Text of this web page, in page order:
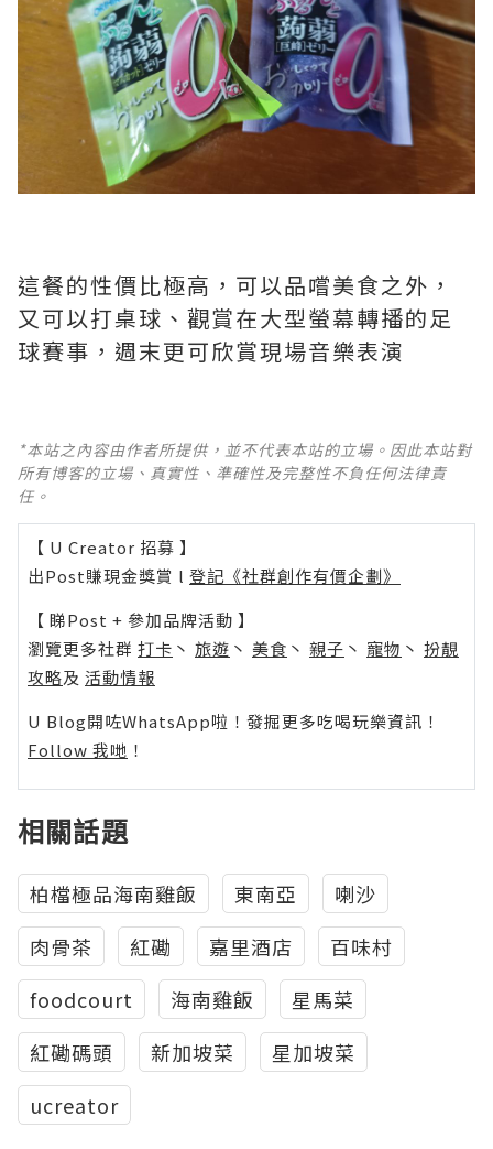
這餐的性價比極高，可以品嚐美食之外，
又可以打桌球、觀賞在大型螢幕轉播的足
球賽事，週末更可欣賞現場音樂表演
*本站之內容由作者所提供，並不代表本站的立場。因此本站對
所有博客的立場、真實性、準確性及完整性不負任何法律責
任。
【 U Creator 招募 】
出Post賺現金獎賞 l 登記《社群創作有價企劃》
【 睇Post + 參加品牌活動 】
瀏覽更多社群 打卡 丶 旅遊 丶 美食 丶 親子 丶 寵物 丶 扮靚
攻略及 活動情報
U Blog開咗WhatsApp啦！發掘更多吃喝玩樂資訊！
Follow 我哋 ！
相關話題
柏檔極品海南雞飯 東南亞
喇沙
肉骨茶
紅磡 嘉里酒店
百味村
foodcourt
海南雞飯
星馬菜
紅磡碼頭
新加坡菜
星加坡菜
ucreator